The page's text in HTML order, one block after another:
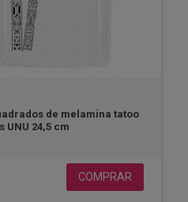
de melamina tatoo
UNU 24,5 cm
COMPRAR